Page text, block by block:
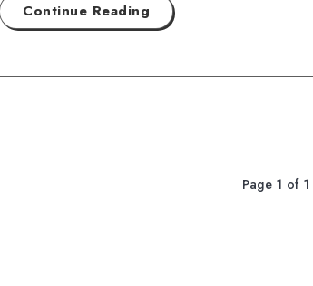
Continue Reading
Page 1 of 1